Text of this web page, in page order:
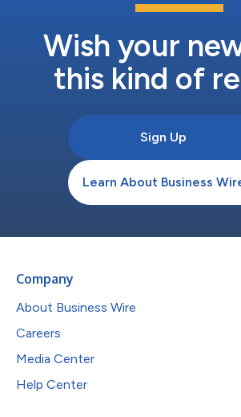
Wish your
this kind of
Sign Up
Learn About Business
Company
About Business Wire
Careers
Media Center
Help Center